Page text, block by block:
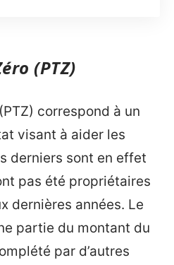
(PTZ)
correspond à un
visant à aider les
derniers sont en effet
pas été propriétaires
dernières années. Le
partie du montant du
par d’autres